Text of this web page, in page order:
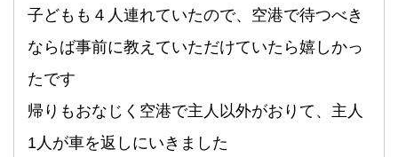
子どもも４人連れていたので、空港で待つべき
ならば事前に教えていただけていたら嬉しかっ
たです
帰りもおなじく空港で主人以外がおりて、主人
1人が車を返しにいきました